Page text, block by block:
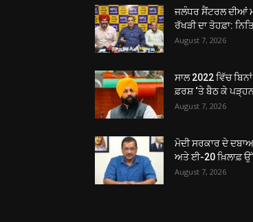
ਜਲੰਧਰ ਸੈਂਟਰਲ ਦੀਆਂ
ਰੱਖੜੀ ਦਾ ਤੋਹਫ਼ਾ:
August 7, 2026
ਸਾਲ 2022 ਵਿੱਚ
ਫ਼ਰਸ਼ ‘ਤੇ ਬੈਠ ਕੇ
August 7, 2026
ਮੋਦੀ ਸਰਕਾਰ ਦੇ
ਅਤੇ ਈ-20 ਖ਼ਿਲਾਫ਼
August 7, 2026